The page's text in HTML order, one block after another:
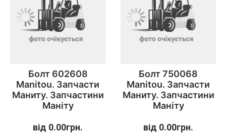
Болт 602608
Manitou. Запчасти
Маниту. Запчастини
Маніту
від 0.00грн.
Болт 750068
Manitou. Запчасти
Маниту. Запчастини
Маніту
від 0.00грн.